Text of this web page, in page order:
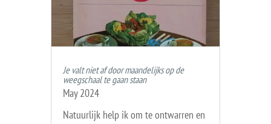
Je valt niet af door maandelijks op de
weegschaal te gaan staan
May 2024
Natuurlijk help ik om te ontwarren en